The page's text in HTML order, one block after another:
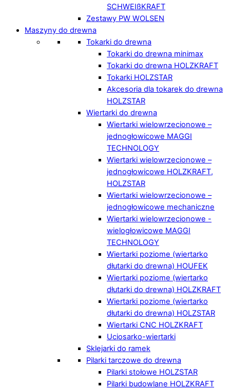
SCHWEIßKRAFT
Zestawy PW WOLSEN
Maszyny do drewna
Tokarki do drewna
Tokarki do drewna minimax
Tokarki do drewna HOLZKRAFT
Tokarki HOLZSTAR
Akcesoria dla tokarek do drewna
HOLZSTAR
Wiertarki do drewna
Wiertarki wielowrzecionowe –
jednogłowicowe MAGGI
TECHNOLOGY
Wiertarki wielowrzecionowe –
jednogłowicowe HOLZKRAFT,
HOLZSTAR
Wiertarki wielowrzecionowe –
jednogłowicowe mechaniczne
Wiertarki wielowrzecionowe -
wielogłowicowe MAGGI
TECHNOLOGY
Wiertarki poziome (wiertarko
dłutarki do drewna) HOUFEK
Wiertarki poziome (wiertarko
dłutarki do drewna) HOLZKRAFT
Wiertarki poziome (wiertarko
dłutarki do drewna) HOLZSTAR
Wiertarki CNC HOLZKRAFT
Uciosarko-wiertarki
Sklejarki do ramek
Pilarki tarczowe do drewna
Pilarki stołowe HOLZSTAR
Pilarki budowlane HOLZKRAFT